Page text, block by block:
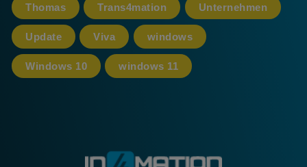
Thomas Trans4mation Unternehmen
Update Viva windows
Windows 10 windows 11